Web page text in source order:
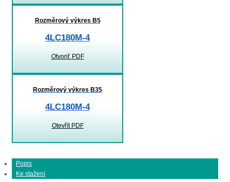
Rozměrový výkres B5
4LC180M-4
Otvoriť PDF
Rozměrový výkres B35
4LC180M-4
Otevřít PDF
Popis
Ke stažení